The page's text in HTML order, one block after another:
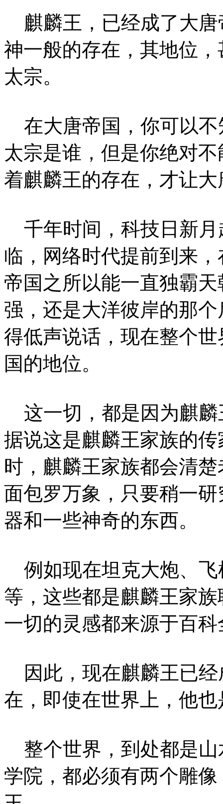
麒麟王，已经成了大唐
神一般的存在，其地位
太宗。
在大唐帝国，你可以不
太宗是谁，但是你绝对
着麒麟王的存在，才让
千年时间，科技日新月
临，网络时代提前到来
帝国之所以能一直独霸
强，还是大洋彼岸的那
得低声说话，现在整个
国的地位。
这一切，都是因为麒麟
据说这是麒麟王家族的
时，麒麟王家族都会清
面包罗万象，只要稍一
器和一些神奇的东西。
例如现在坦克大炮、飞
等，这些都是麒麟王家
一切的灵感都来源于百科
因此，现在麒麟王已经
在，即使在世界上，他也
整个世界，到处都是山
学院，都必须有两个雕